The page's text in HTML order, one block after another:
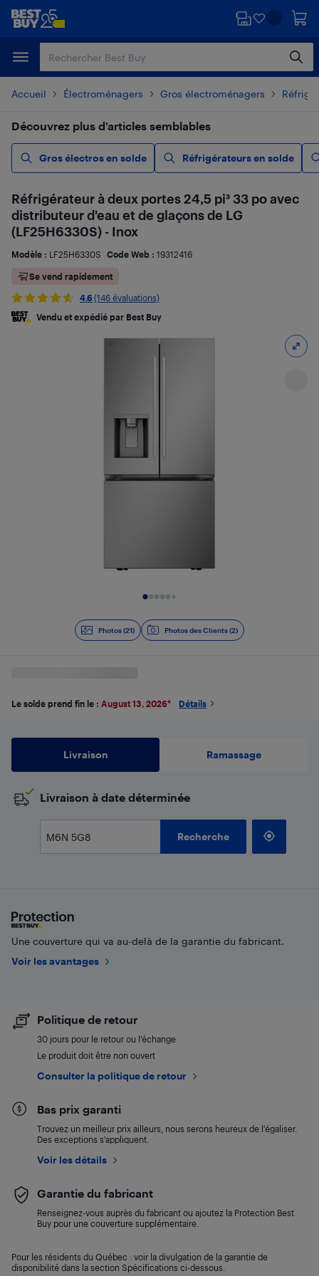
Passer
principal
Passer
Accueil Électroménagers Gros électroménagers
Découvrez plus d’articles semblables
Gros électros en solde Réfrigérateurs en solde
Photos (21) Photos des Clients (2)
Réfrigérateur à deux portes 24,5 pi³ 33 po avec
distributeur d'eau et de glaçons de LG
(LF25H6330S) - Inox
Modèle : LF25H6330S Code Web : 19312416
Se vend rapidement
4.6 (146 évaluations)
Vendu et expédié par Best Buy
Le solde prend fin le : August 13, 2026* Détails
Livraison Ramassage
​Livraison à date déterminée
Recherche
Une couverture qui va au-delà de la garantie du fabricant.
Voir les avantages
Politique de retour
30 jours pour le retour ou l’échange
Le produit doit être non ouvert
Consulter la politique de retour
Bas prix garanti
Trouvez un meilleur prix ailleurs, nous serons heureux de l’égaliser.
Des exceptions s’appliquent.
Voir les détails
Garantie du fabricant
Renseignez-vous auprès du fabricant ou ajoutez la Protection Best
Buy pour une couverture supplémentaire.
Pour les résidents du Québec : voir la divulgation de la garantie de
disponibilité dans la section Spécifications ci-dessous.